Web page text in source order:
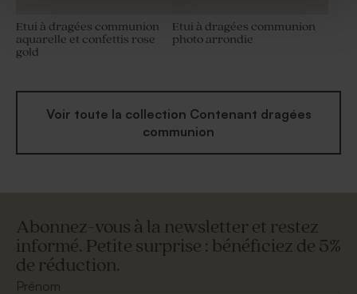
Etui à dragées communion
aquarelle et confettis rose
gold
Etui à dragées communion
photo arrondie
Voir toute la collection Contenant dragées
communion
Abonnez-vous à la newsletter et restez
informé. Petite surprise : bénéficiez de 5%
de réduction.
Prénom